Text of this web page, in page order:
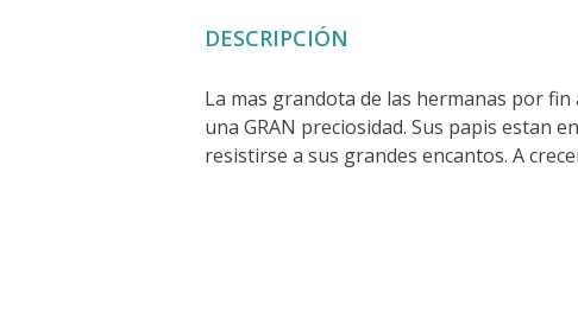
DESCRIPCIÓN
La mas grandota de las hermanas por
una GRAN preciosidad. Sus papis estan
resistirse a sus grandes encantos. A